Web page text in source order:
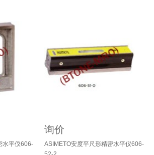
水平仪606-
询价
ASIMETO安度平尺形精密水平仪606-